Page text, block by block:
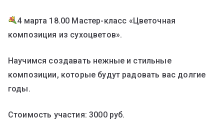
4 марта 18.00 Мастер-класс «Цветочная
композиция из сухоцветов».
Научимся создавать нежные и стильные
композиции, которые будут радовать вас долгие
годы.
Стоимость участия: 3000 руб.